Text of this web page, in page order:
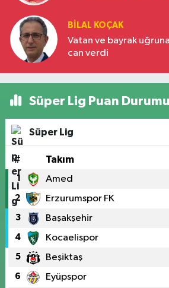
BILAL KOÇAK
Vatan ve bayrak
can verdi
Süper Lig Puan Durumu
Süper Lig
# Takım
1 Amed
2 Erzurumspor FK
3 Başakşehir
4 Kocaelispor
5 Beşiktaş
6 Eyüpspor